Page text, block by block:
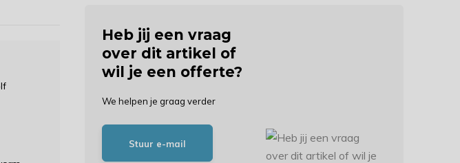
Heb jij een vraag
over dit artikel of
wil je een offerte?
We helpen je graag verder
Stuur e-mail